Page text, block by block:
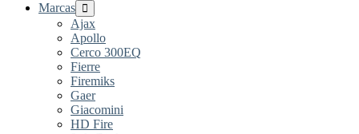
Marcas
Ajax
Apollo
Cerco 300EQ
Fierre
Firemiks
Gaer
Giacomini
HD Fire